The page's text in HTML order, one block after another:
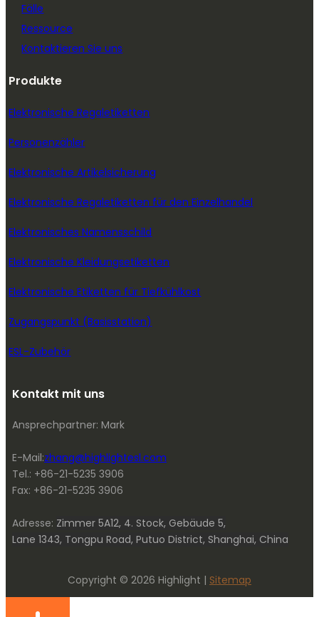
Fälle
Ressource
Kontaktieren Sie uns
Produkte
Elektronische Regaletiketten
Personenzähler
Elektronische Artikelsicherung
Elektronische Regaletiketten für den Einzelhandel
Elektronisches Namensschild
Elektronische Kleidungsetiketten
Elektronische Etiketten für Tiefkühlkost
Zugangspunkt (Basisstation)
ESL-Zubehör
Kontakt mit uns
Ansprechpartner: Mark
E-Mail:zhang@highlightesl.com
Tel.: +86-21-5235 3906
Fax: +86-21-5235 3906
Adresse: Zimmer 5A12, 4. Stock, Gebäude 5,
Lane 1343, Tongpu Road, Putuo District, Shanghai, China
Copyright © 2026 Highlight | Sitemap